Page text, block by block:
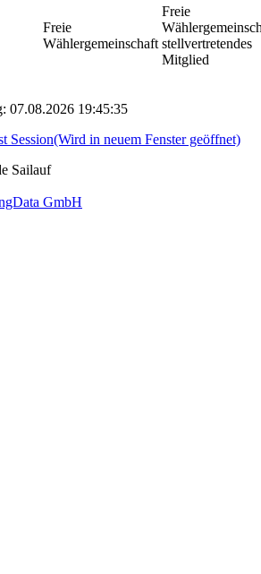
Freie
Wählergemeinschaft
Freie
stellvertretendes
Mitglied
07.08.2026 19:45:35
Session(Wird in neuem Fenster geöffnet)
Sailauf
GmbH